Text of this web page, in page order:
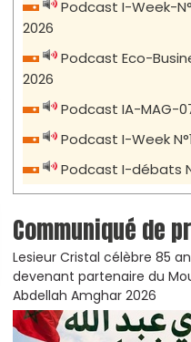
Podcast I-Week-
2026
Podcast Eco-
2026
Podcast IA-MAG-
Podcast I-Week
Podcast I-débats
Communiqué de
Lesieur Cristal célèbre 85
devenant partenaire du
Abdellah Amghar 2026